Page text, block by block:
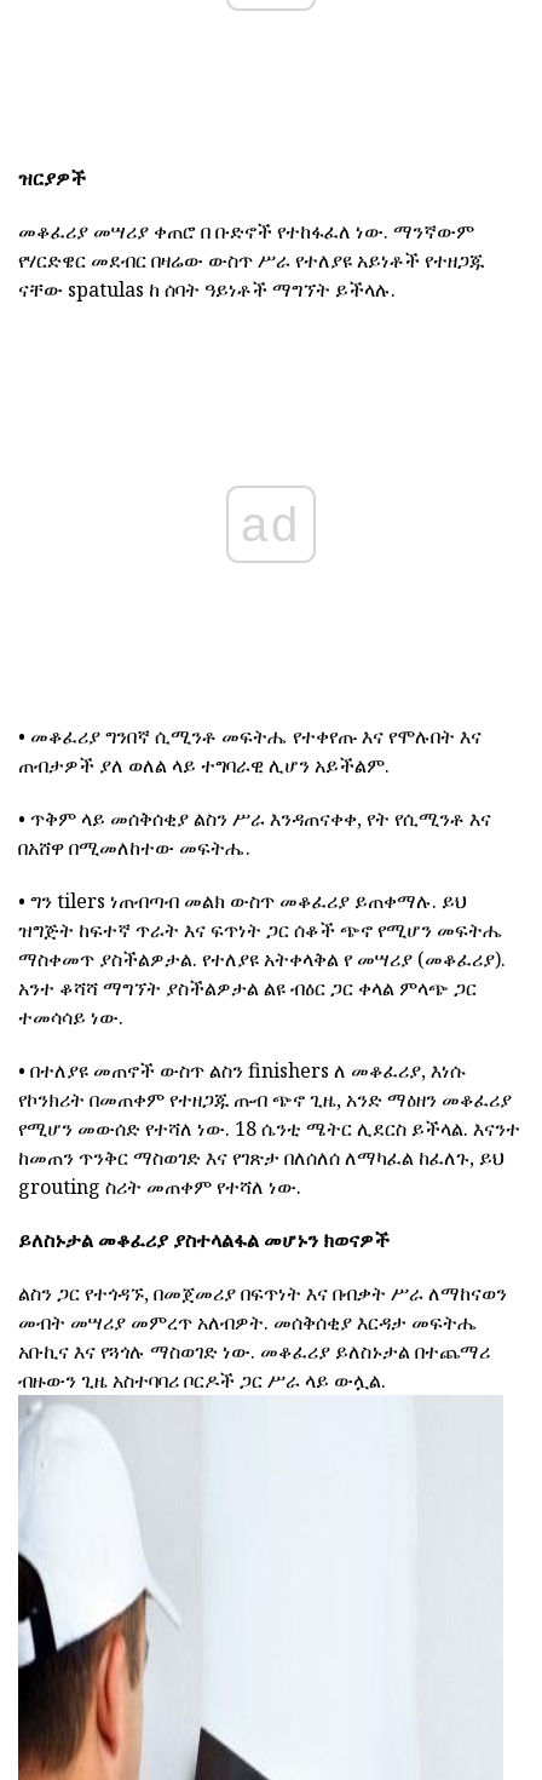
ዝርያዎች
መቆፈሪያ መሣሪያ ቀጠሮ በ ቡድኖች የተከፋፈለ ነው. ማንኛውም
የሃርድዌር መደብር በዛሬው ውስጥ ሥራ የተለያዩ አይነቶች የተዘጋጁ
ናቸው spatulas ከ ሰባት ዓይነቶች ማግኘት ይችላሉ.
ad
• መቆፈሪያ ግንበኛ ሲሚንቶ መፍትሔ የተቀየጡ እና የሞሉበት እና
ጠብታዎች ያለ ወለል ላይ ተግባራዊ ሊሆን አይችልም.
• ጥቅም ላይ መሰቅሰቂያ ልስን ሥራ እንዳጠናቀቀ, የት የሲሚንቶ እና
በአሸዋ በሚመለከተው መፍትሔ.
• ግን tilers ነጠብጣብ መልክ ውስጥ መቆፈሪያ ይጠቀማሉ. ይህ
ዝግጅት ከፍተኛ ጥራት እና ፍጥነት ጋር ሰቆች ጭኖ የሚሆን መፍትሔ
ማስቀመጥ ያስችልዎታል. የተለያዩ አትቀላቅል የ መሣሪያ (መቆፈሪያ).
አንተ ቆሻሻ ማግኘት ያስችልዎታል ልዩ ብዕር ጋር ቀላል ምላጭ ጋር
ተመሳሳይ ነው.
• በተለያዩ መጠኖች ውስጥ ልስን finishers ለ መቆፈሪያ, እነሱ
የኮንክሪት በመጠቀም የተዘጋጁ ጡብ ጭኖ ጊዜ, አንድ ማዕዘን መቆፈሪያ
የሚሆን መውሰድ የተሻለ ነው. 18 ሴንቲ ሜትር ሊደርስ ይችላል. እናንተ
ከመጠን ጥንቅር ማስወገድ እና የገጽታ በለሰለሰ ለማካፈል ከፈለጉ, ይህ
grouting ስሪት መጠቀም የተሻለ ነው.
ይለስኑታል መቆፈሪያ ያስተላልፋል መሆኑን ክወናዎች
ልስን ጋር የተጎዳኙ, በመጀመሪያ በፍጥነት እና በብቃት ሥራ ለማከናወን
መብት መሣሪያ መምረጥ አለብዎት. መሰቅሰቂያ እርዳታ መፍትሔ
አቡኪና እና የጓጎሉ ማስወገድ ነው. መቆፈሪያ ይለስኑታል በተጨማሪ
ብዙውን ጊዜ አስተባባሪ ቦርዶች ጋር ሥራ ላይ ውሏል.